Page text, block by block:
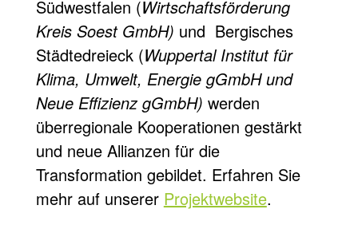
Südwestfalen (Wirtschaftsförderung
Kreis Soest GmbH) und Bergisches
Städtedreieck (Wuppertal Institut für
Klima, Umwelt, Energie gGmbH und
Neue Effizienz gGmbH) werden
überregionale Kooperationen gestärkt
und neue Allianzen für die
Transformation gebildet. Erfahren Sie
mehr auf unserer Projektwebsite.